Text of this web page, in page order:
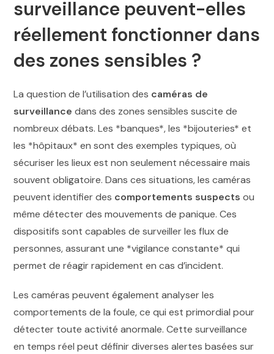
surveillance peuvent-elles
réellement fonctionner dans
des zones sensibles ?
La question de l’utilisation des caméras de
surveillance dans des zones sensibles suscite de
nombreux débats. Les *banques*, les *bijouteries* et
les *hôpitaux* en sont des exemples typiques, où
sécuriser les lieux est non seulement nécessaire mais
souvent obligatoire. Dans ces situations, les caméras
peuvent identifier des comportements suspects ou
même détecter des mouvements de panique. Ces
dispositifs sont capables de surveiller les flux de
personnes, assurant une *vigilance constante* qui
permet de réagir rapidement en cas d’incident.
Les caméras peuvent également analyser les
comportements de la foule, ce qui est primordial pour
détecter toute activité anormale. Cette surveillance
en temps réel peut définir diverses alertes basées sur